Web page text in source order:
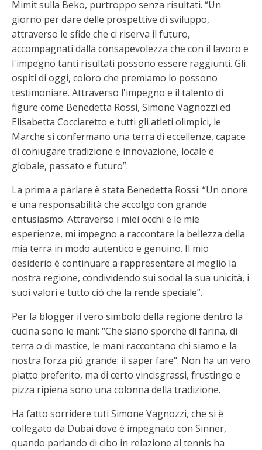
Mimit sulla Beko, purtroppo senza risultati. “Un
giorno per dare delle prospettive di sviluppo,
attraverso le sfide che ci riserva il futuro,
accompagnati dalla consapevolezza che con il lavoro e
l'impegno tanti risultati possono essere raggiunti. Gli
ospiti di oggi, coloro che premiamo lo possono
testimoniare. Attraverso l'impegno e il talento di
figure come Benedetta Rossi, Simone Vagnozzi ed
Elisabetta Cocciaretto e tutti gli atleti olimpici, le
Marche si confermano una terra di eccellenze, capace
di coniugare tradizione e innovazione, locale e
globale, passato e futuro”.
La prima a parlare è stata Benedetta Rossi: “Un onore
e una responsabilità che accolgo con grande
entusiasmo. Attraverso i miei occhi e le mie
esperienze, mi impegno a raccontare la bellezza della
mia terra in modo autentico e genuino. Il mio
desiderio è continuare a rappresentare al meglio la
nostra regione, condividendo sui social la sua unicità, i
suoi valori e tutto ciò che la rende speciale”.
Per la blogger il vero simbolo della regione dentro la
cucina sono le mani: “Che siano sporche di farina, di
terra o di mastice, le mani raccontano chi siamo e la
nostra forza più grande: il saper fare". Non ha un vero
piatto preferito, ma di certo vincisgrassi, frustingo e
pizza ripiena sono una colonna della tradizione.
Ha fatto sorridere tuti Simone Vagnozzi, che si è
collegato da Dubai dove è impegnato con Sinner,
quando parlando di cibo in relazione al tennis ha